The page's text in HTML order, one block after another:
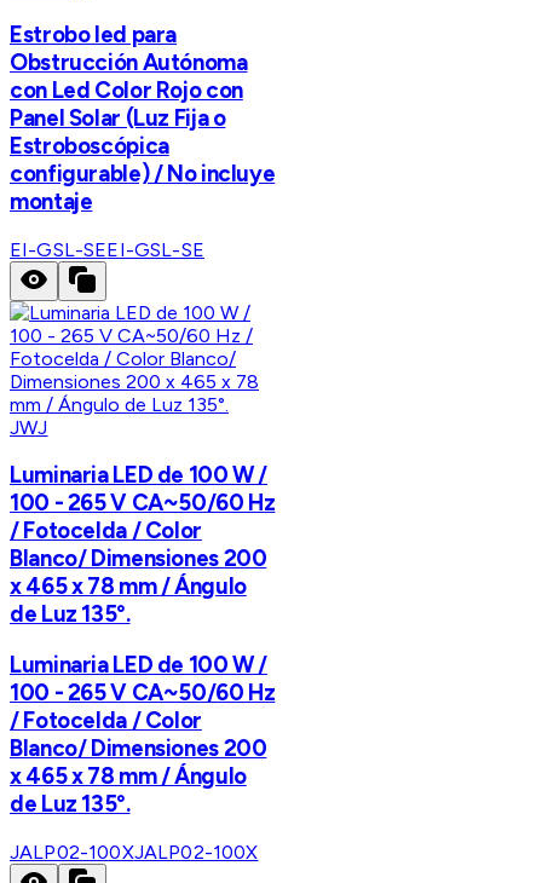
Estrobo led para
Obstrucción Autónoma
con Led Color Rojo con
Panel Solar (Luz Fija o
Estroboscópica
configurable) / No incluye
montaje
EI-GSL-SEEI-GSL-SE
JWJ
Luminaria LED de 100 W /
100 - 265 V CA~50/60 Hz
/ Fotocelda / Color
Blanco/ Dimensiones 200
x 465 x 78 mm / Ángulo
de Luz 135°.
Luminaria LED de 100 W /
100 - 265 V CA~50/60 Hz
/ Fotocelda / Color
Blanco/ Dimensiones 200
x 465 x 78 mm / Ángulo
de Luz 135°.
JALP02-100XJALP02-100X